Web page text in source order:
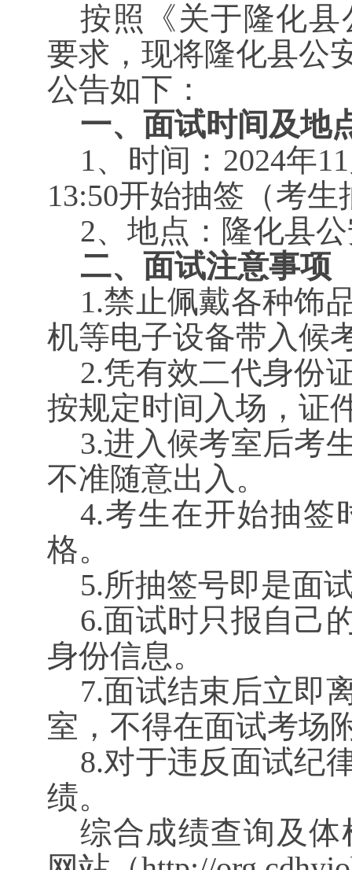
按照《关于隆化
要求，现将隆化县公
公告如下：
一、面试时间及地
1、时间： 2024年11
13:50开始抽签（考
2、地点：隆化县
二、面试注意事项
1.禁止佩戴各种饰
机等电子设备带入候
2.凭有效二代身份
按规定时间入场，证
3.进入候考室后考
不准随意出入。
4.考生在开始抽签
格。
5.所抽签号即是面
6.面试时只报自己
身份信息。
7.面试结束后立即
室，不得在面试考场
8.对于违反面试纪
绩。
综合成绩查询及体